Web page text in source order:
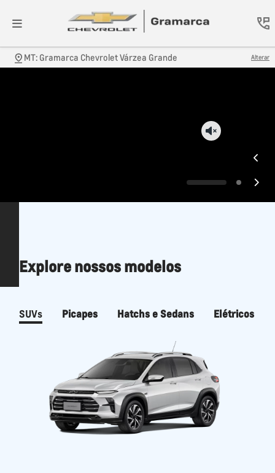
MT: Gramarca Chevrolet Várzea Grande Alterar
Explore nossos modelos
SUVs Picapes Hatchs e Sedans Elétricos